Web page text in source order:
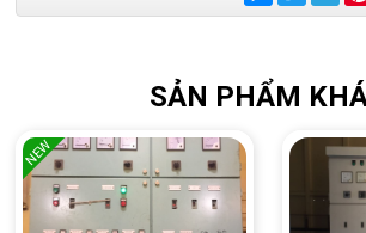
SẢN PHẨM
NEW